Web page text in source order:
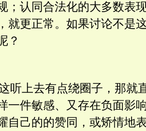
；认同合法化的大多数表
就更正常。如果讨论不是
？
听上去有点绕圈子，那就
一件敏感、又存在负面影
自己的的赞同，或矫情地